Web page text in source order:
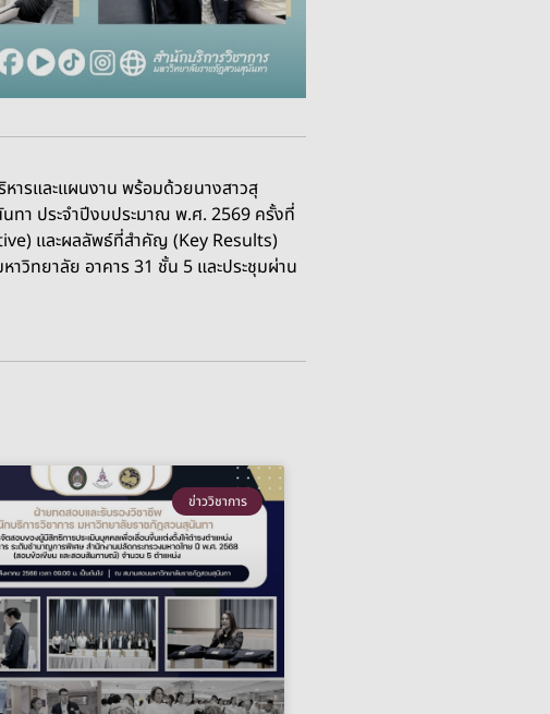
ารและแผนงาน พร้อมด้วยนางสาวสุ
ทา ประจำปีงบประมาณ พ.ศ. 2569 ครั้งที่
และผลลัพธ์ที่สำคัญ (Key Results)
วิทยาลัย อาคาร 31 ชั้น 5 และประชุมผ่าน
ข่าววิชาการ